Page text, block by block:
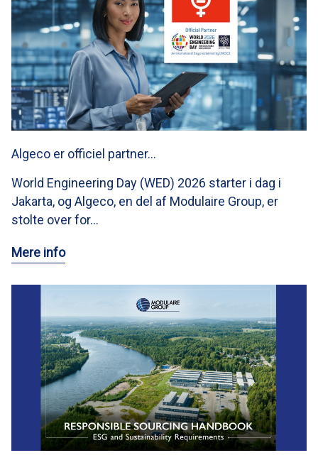
Algeco er officiel partner…
World Engineering Day (WED) 2026 starter i dag i
Jakarta, og Algeco, en del af Modulaire Group, er
stolte over for…
Mere info